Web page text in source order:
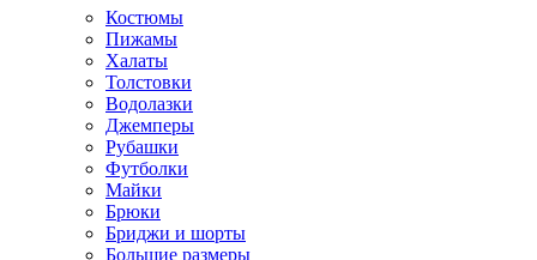
Костюмы
Пижамы
Халаты
Толстовки
Водолазки
Джемперы
Рубашки
Футболки
Майки
Брюки
Бриджи и шорты
Большие размеры